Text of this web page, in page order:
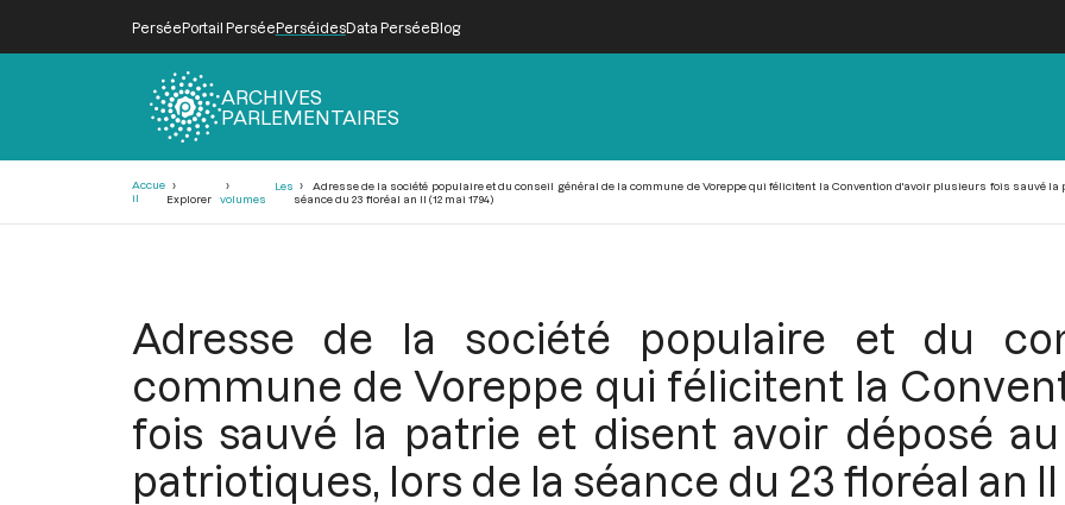
PerséePortail PerséePerséidesData PerséeBlog
ARCHIVES
PARLEMENTAIRES
Accue
il
Explorer
Les
volumes
Adresse de la société populaire et du conseil général de la commune de Voreppe qui félicitent la Convention d'avoir plusieurs fois sauvé
séance du 23 floréal an II (12 mai 1794)
Adresse de la société populaire et du
commune de Voreppe qui félicitent la
fois sauvé la patrie et disent avoir déposé
patriotiques, lors de la séance du 23 floréal an II